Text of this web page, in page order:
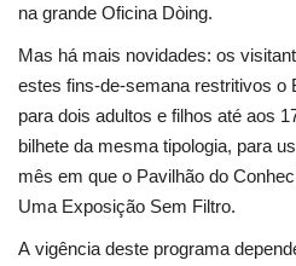
na grande Oficina Dòing.
Mas há mais novidades: os
estes fins-de-semana restritivos o
para dois adultos e filhos até aos
bilhete da mesma tipologia, para
mês em que o Pavilhão do
Uma Exposição Sem Filtro.
A vigência deste programa